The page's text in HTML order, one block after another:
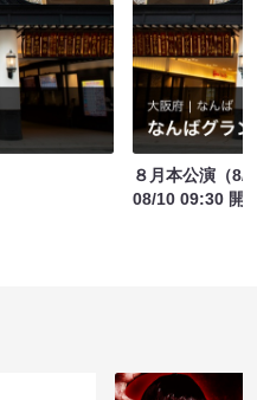
８月本公演（8/
08/10 09:30 開